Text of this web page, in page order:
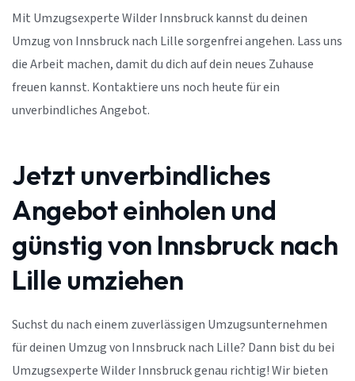
Mit Umzugsexperte Wilder Innsbruck kannst du deinen
Umzug von Innsbruck nach Lille sorgenfrei angehen. Lass uns
die Arbeit machen, damit du dich auf dein neues Zuhause
freuen kannst. Kontaktiere uns noch heute für ein
unverbindliches Angebot.
Jetzt unverbindliches
Angebot einholen und
günstig von Innsbruck nach
Lille umziehen
Suchst du nach einem zuverlässigen Umzugsunternehmen
für deinen Umzug von Innsbruck nach Lille? Dann bist du bei
Umzugsexperte Wilder Innsbruck genau richtig! Wir bieten